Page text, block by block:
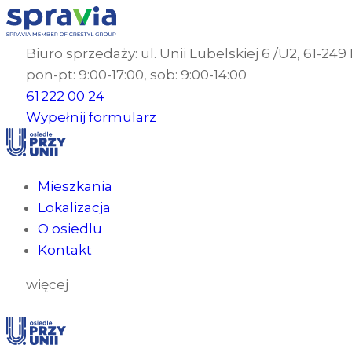
Biuro sprzedaży: ul. Unii Lubelskiej 6 /U2, 61-249
pon-pt: 9:00-17:00, sob: 9:00-14:00
61 222 00 24
Wypełnij formularz
Mieszkania
Lokalizacja
O osiedlu
Kontakt
więcej